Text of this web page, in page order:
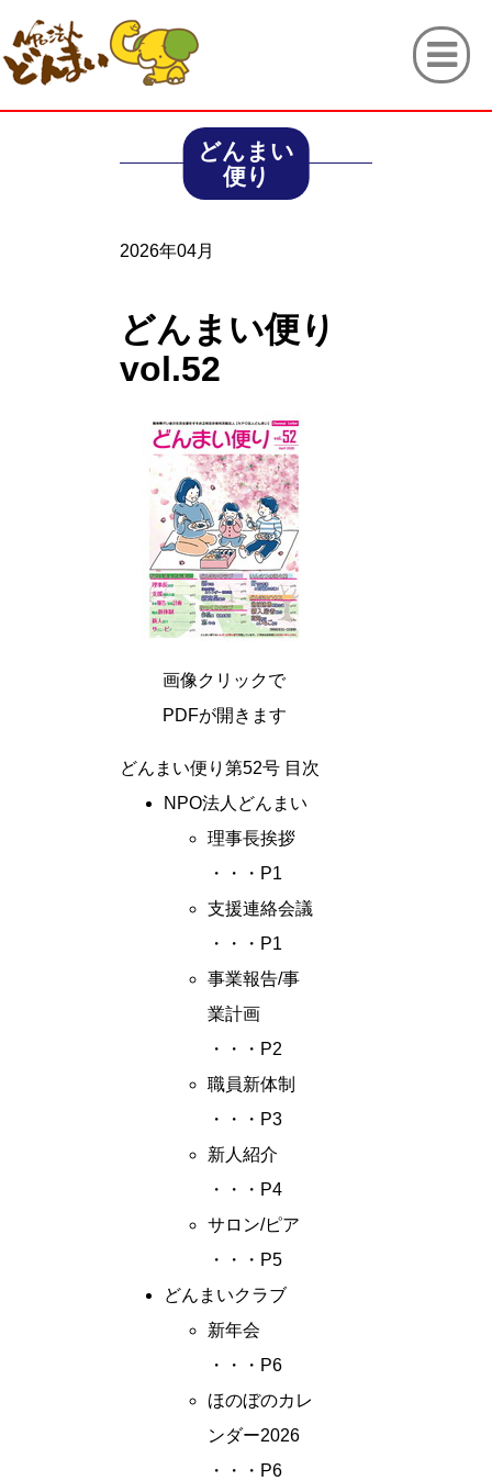
どんまい
便り
2026年04月
どんまい便り
vol.52
画像クリックで
PDFが開きます
どんまい便り第52号 目次
NPO法人どんまい
理事長挨拶
・・・P1
支援連絡会議
・・・P1
事業報告/事
業計画
・・・P2
職員新体制
・・・P3
新人紹介
・・・P4
サロン/ピア
・・・P5
どんまいクラブ
新年会
・・・P6
ほのぼのカレ
ンダー2026
・・・P6